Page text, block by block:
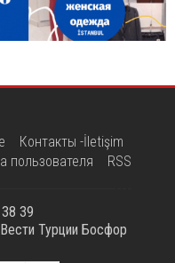
Контакты -İletişim
пользователя RSS
39
Вести Турции Босфор